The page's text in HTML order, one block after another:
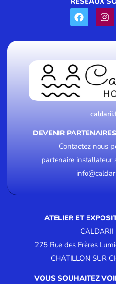
DEVENIR
Contactez nous
partenaire installateur
ATELIER ET
CALDARII
275 Rue des Frères
CHATILLON SUR
VOUS SOUHAITEZ